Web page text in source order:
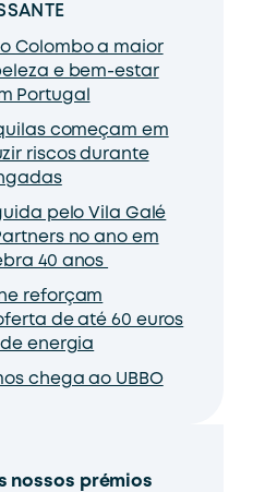
Colombo a maior
e bem-estar
Portugal
começam em
riscos durante
pelo Vila Galé
no ano em
40 anos
reforçam
de até 60 euros
energia
chega ao UBBO
nossos prémios